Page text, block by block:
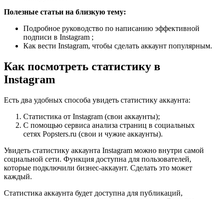
Полезные статьи на близкую тему:
Подробное руководство по написанию эффективной
подписи в Instagram ;
Как вести Instagram, чтобы сделать аккаунт популярным.
Как посмотреть статистику в
Instagram
Есть два удобных способа увидеть статистику аккаунта:
Статистика от Instagram (свои аккаунты);
С помощью сервиса анализа страниц в социальных
сетях Popsters.ru (свои и чужие аккаунты).
Увидеть статистику аккаунта Instagram можно внутри самой
социальной сети. Функция доступна для пользователей,
которые подключили бизнес-аккаунт. Сделать это может
каждый.
Статистика аккаунта будет доступна для публикаций,